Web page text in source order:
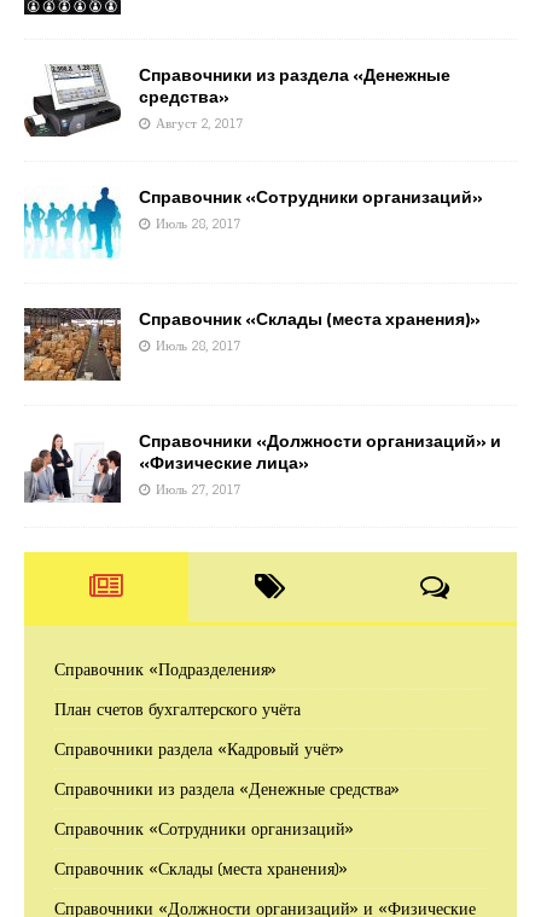
Справочники из раздела «Денежные
средства»
Август 2, 2017
Справочник «Сотрудники организаций»
Июль 28, 2017
Справочник «Склады (места хранения)»
Июль 28, 2017
Справочники «Должности организаций» и
«Физические лица»
Июль 27, 2017
Справочник «Подразделения»
План счетов бухгалтерского учёта
Справочники раздела «Кадровый учёт»
Справочники из раздела «Денежные средства»
Справочник «Сотрудники организаций»
Справочник «Склады (места хранения)»
Справочники «Должности организаций» и «Физические